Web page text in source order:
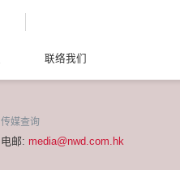
联络我们
传媒查询
电邮: media@nwd.com.hk